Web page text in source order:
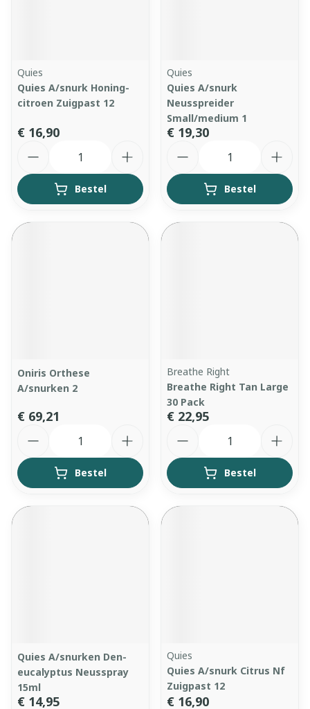
Quies
Quies A/snurk Honing-
citroen Zuigpast 12
€ 16,90
Bestel
Quies
Quies A/snurk
Neusspreider
Small/medium 1
€ 19,30
Bestel
Oniris Orthese
A/snurken 2
€ 69,21
Bestel
Breathe Right
Breathe Right Tan Large
30 Pack
€ 22,95
Bestel
Quies A/snurken Den-
eucalyptus Neusspray
15ml
€ 14,95
Quies
Quies A/snurk Citrus Nf
Zuigpast 12
€ 16,90